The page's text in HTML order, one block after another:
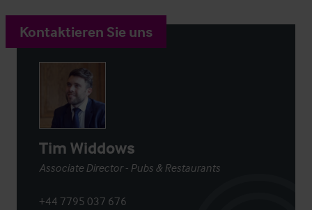
Kontaktieren Sie uns
Tim Widdows
Associate Director - Pubs & Restaurants
+44 7795 037 676